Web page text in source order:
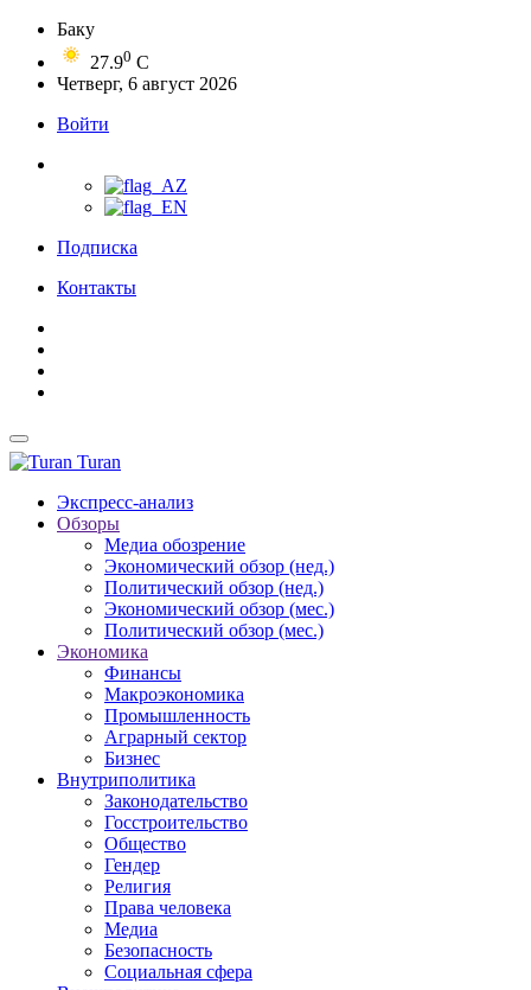
Баку
27.90 C
Четверг, 6 август 2026
Войти
Подписка
Контакты
Turan
Экспресс-анализ
Обзоры
Медиа обозрение
Экономический обзор (нед.)
Политический обзор (нед.)
Экономический обзор (мес.)
Политический обзор (мес.)
Экономика
Финансы
Макроэкономика
Промышленность
Аграрный сектор
Бизнес
Внутриполитика
Законодательство
Госстроительство
Общество
Гендер
Религия
Права человека
Медиа
Безопасность
Социальная сфера